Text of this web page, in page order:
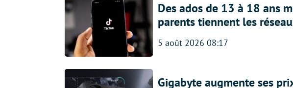
Des ados de 13 à 18 ans
parents tiennent les
5 août 2026 08:17
Gigabyte augmente ses